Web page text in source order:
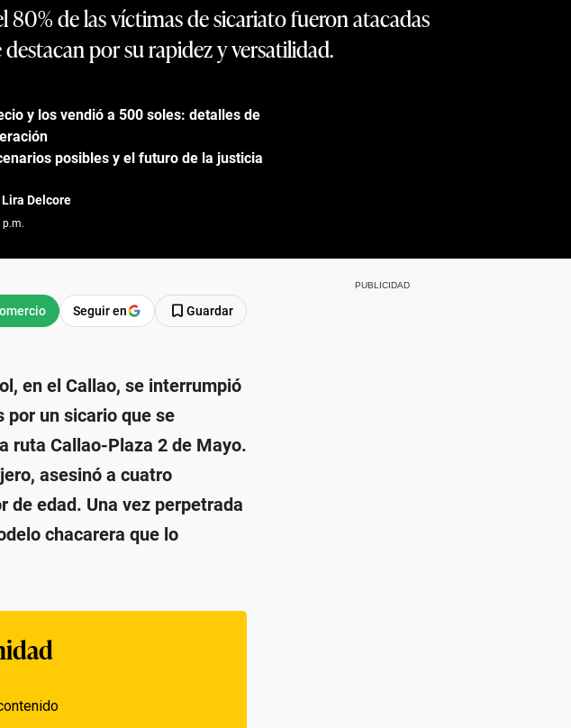
de las víctimas de sicariato fueron atacadas
por su rapidez y versatilidad.
y los vendió a 500 soles: detalles de
posibles y el futuro de la justicia
Delcore
Seguir en Guardar
en el Callao, se interrumpió
por un sicario que se
ruta Callao-Plaza 2 de Mayo.
asesinó a cuatro
de edad. Una vez perpetrada
chacarera que lo